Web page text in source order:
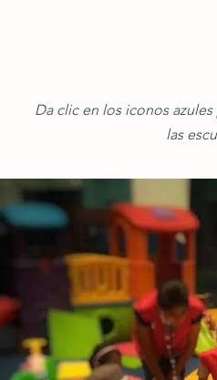
Da clic en los iconos
las